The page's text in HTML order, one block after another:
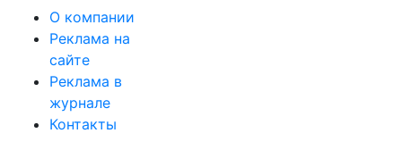
О компании
Реклама на
сайте
Реклама в
журнале
Контакты